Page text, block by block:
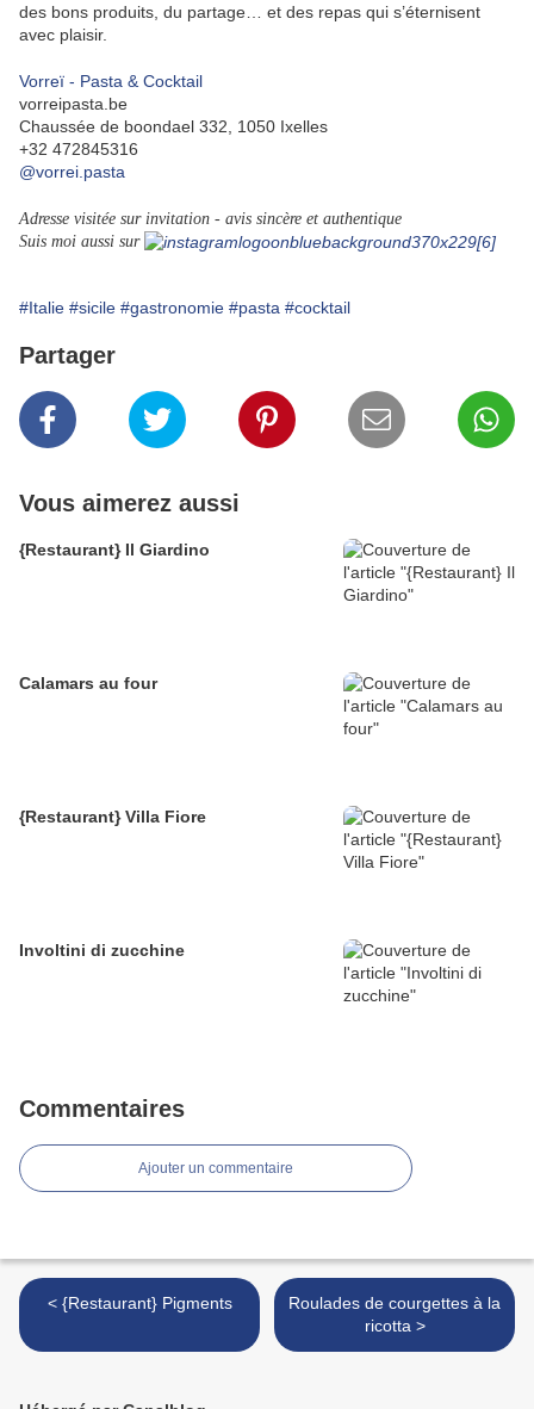
des bons produits, du partage… et des repas qui s’éternisent
avec plaisir.
Vorreï - Pasta & Cocktail
vorreipasta.be
Chaussée de boondael 332, 1050 Ixelles
+32 472845316
@vorrei.pasta
Adresse visitée sur invitation - avis sincère et authentique
Suis moi aussi sur
#Italie #sicile #gastronomie #pasta #cocktail
Partager
Vous aimerez aussi
{Restaurant} Il Giardino
Calamars au four
{Restaurant} Villa Fiore
Involtini di zucchine
Commentaires
Ajouter un commentaire
< {Restaurant} Pigments
Roulades de courgettes à la
ricotta >